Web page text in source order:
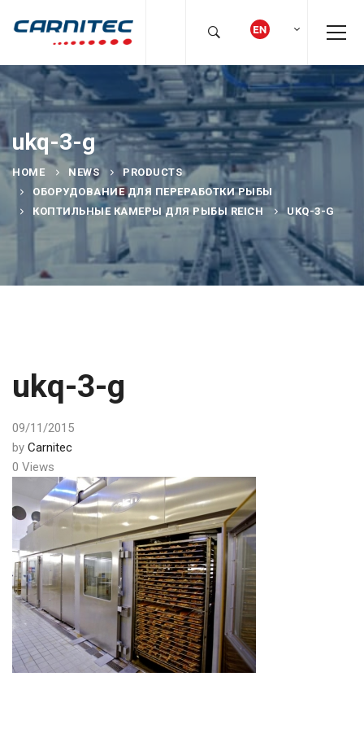
ukq-3-g
HOME NEWS
PRODUCTS
ОБОРУДОВАНИЕ ДЛЯ ПЕРЕРАБОТКИ РЫБЫ
КОПТИЛЬНЫЕ КАМЕРЫ ДЛЯ РЫБЫ REICH
UKQ-3-G
ukq-3-g
09/11/2015
by Carnitec
0 Views